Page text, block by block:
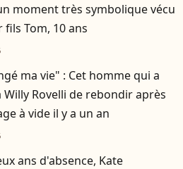
moment très symbolique vécu
fils Tom, 10 ans
ma vie" : Cet homme qui a
Willy Rovelli de rebondir après
à vide il y a un an
ans d'absence, Kate